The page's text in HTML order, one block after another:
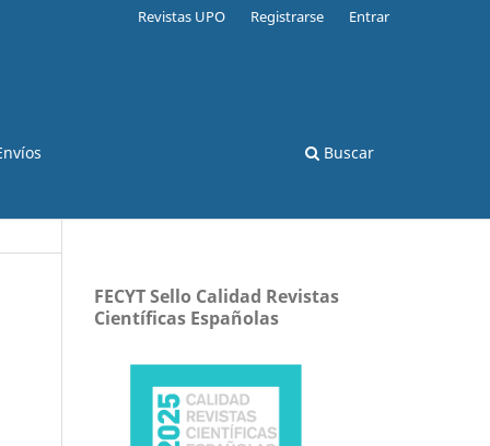
Buscar
Revistas UPO Registrarse Entrar
FECYT Sello Calidad Revistas
Científicas Españolas